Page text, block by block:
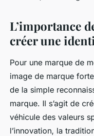
L’importance
créer une
Pour une marque de
image de marque
de la simple
marque. Il s’agit de
véhicule des valeurs
l’innovation, la